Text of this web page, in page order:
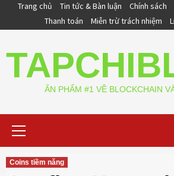
Trang chủ Tin tức & Bàn luận Chính sách
Thanh toán
Miễn trừ trách nhiệm
ẤN PHẨM #1 VỀ BLOCKCHAIN
Coins tiềm năng